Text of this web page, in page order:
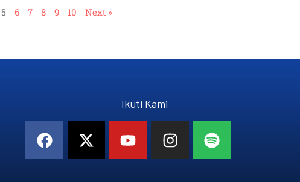
5 6 7 8 9 10 Next »
Ikuti Kami